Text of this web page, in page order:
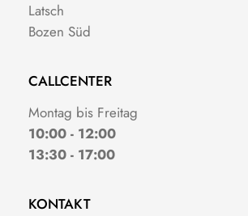
Latsch
Bozen Süd
CALLCENTER
Montag bis Freitag
10:00 - 12:00
13:30 - 17:00
KONTAKT